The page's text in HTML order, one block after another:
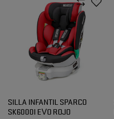
SILLA INFANTIL SPARCO
SK6000I EVO ROJO